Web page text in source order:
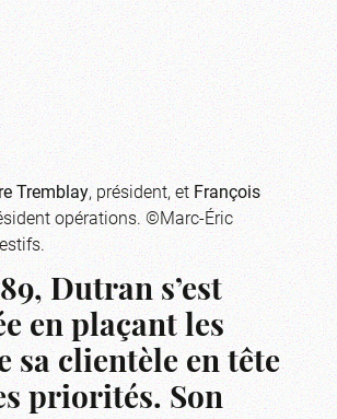
Tremblay, président, etFrançois
opérations. ©Marc-Éric
Dutran s’est
en plaçant les
sa clientèle en tête
priorités. Son